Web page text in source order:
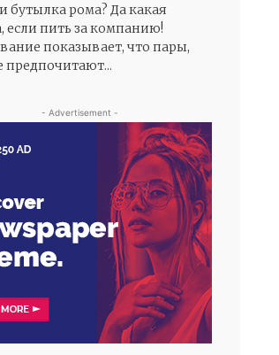
бутылка рома? Да какая
если пить за компанию!
показывает, что пары,
предпочитают...
- Advertisement -